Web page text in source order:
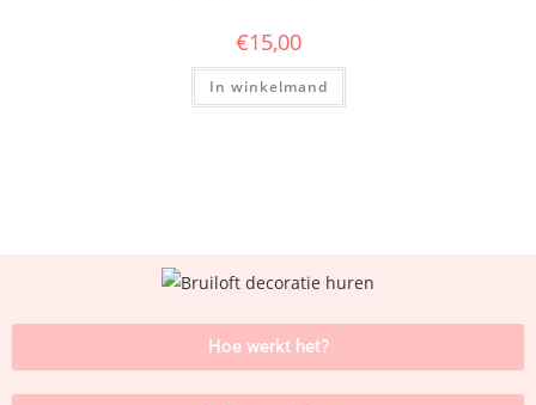
€15,00
In winkelmand
Hoe werkt het?